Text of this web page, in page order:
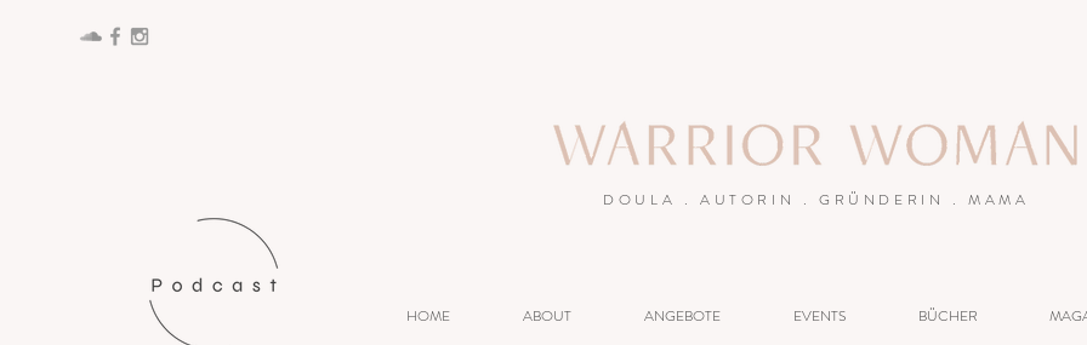
DOULA . AUTORIN . GRÜNDERIN . MAMA
HOME ABOUT ANGEBOTE EVENTS BÜCHER